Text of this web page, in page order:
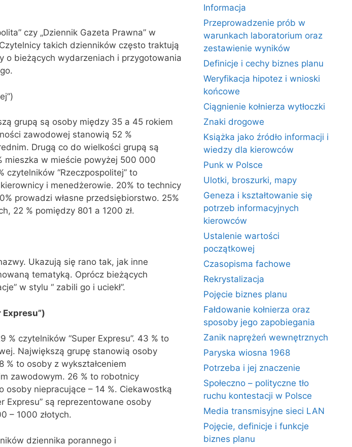
czy „Dziennik Gazeta Prawna” w
takich dzienników często traktują
o bieżących wydarzeniach i przygotowania
grupą są osoby między 35 a 45 rokiem
zawodowej stanowią 52 %
Drugą co do wielkości grupą są
mieszka w mieście powyżej 500 000
“Rzeczpospolitej” to
i menedżerowie. 20% to technicy
prowadzi własne przedsiębiorstwo. 25%
22 % pomiędzy 801 a 1200 zł.
Ukazują się rano tak, jak inne
tematyką. Oprócz bieżących
w stylu “ zabili go i uciekł”.
czytelników “Super Expresu”. 43 % to
Największą grupę stanowią osoby
% to osoby z wykształceniem
zawodowym. 26 % to robotnicy
niepracujące – 14 %. Ciekawostką
Expresu” są reprezentowane osoby
– 1000 złotych.
dziennika porannego i
Informacja
Przeprowadzenie prób w
warunkach laboratorium oraz
zestawienie wyników
Definicje i cechy biznes planu
Weryfikacja hipotez i wnioski
końcowe
Ciągnienie kołnierza wytłoczki
Znaki drogowe
Książka jako źródło informacji i
wiedzy dla kierowców
Punk w Polsce
Ulotki, broszurki, mapy
Geneza i kształtowanie się
potrzeb informacyjnych
kierowców
Ustalenie wartości
początkowej
Czasopisma fachowe
Rekrystalizacja
Pojęcie biznes planu
Fałdowanie kołnierza oraz
sposoby jego zapobiegania
Zanik naprężeń wewnętrznych
Paryska wiosna 1968
Potrzeba i jej znaczenie
Społeczno – polityczne tło
ruchu kontestacji w Polsce
Media transmisyjne sieci LAN
Pojęcie, definicje i funkcje
biznes planu